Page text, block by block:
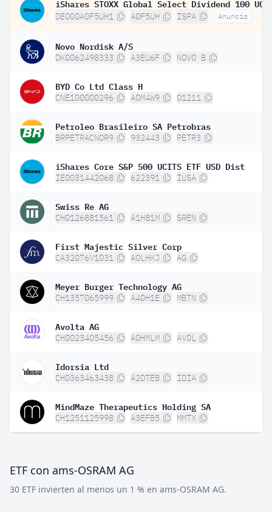
DE000A0F5UH1 A0F5UH ISPA Anuncio
Novo Nordisk A/S
DK0062498333 A3EU6F NOVO B
BYD Co Ltd Class H
CNE100000296 A0M4W9 01211
Petroleo Brasileiro SA Petrobras
BRPETRACNOR9 932443 PETR3
iShares Core S&P 500 UCITS ETF USD Dist
IE0031442068 622391 IUSA
Swiss Re AG
CH0126881561 A1H81M SREN
First Majestic Silver Corp
CA32076V1031 A0LHKJ AG
Meyer Burger Technology AG
CH1357065999 A40H1E MBTN
Avolta AG
CH0023405456 A0HMLM AVOL
Idorsia Ltd
CH0363463438 A2DTEB IDIA
MindMaze Therapeutics Holding SA
CH1251125998 A3EFB5 MMTX
ETF con ams-OSRAM AG
30 ETF invierten al menos un 1 % en ams-OSRAM AG.